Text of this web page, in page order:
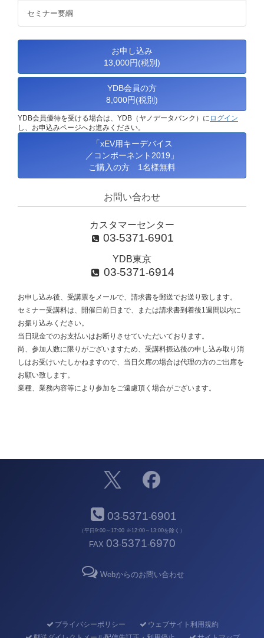
セミナー要綱
お申し込み
13,000円(税別)
YDB会員の方
8,000円(税別)
YDB会員優待を受ける場合は、YDB（ヤノデータバンク）に ログイン
し、お申込みページへお進みください。
「xEV用キーデバイス
／コンポーネント2019」
ご購入の方 1名様無料
お問い合わせ
カスタマーセンター
03-5371-6901
YDB東京
03-5371-6914
お申し込み後、受講票をメールで、請求書を郵送でお送り致します。
セミナー受講料は、開催日前日まで、または請求書到着後1週間以内に
お振り込みください。
当日現金でのお支払いはお断りさせていただいております。
尚、参加人数に限りがございますため、受講料振込後の申し込み取り消
しはお受けいたしかねますので、当日欠席の場合は代理の方のご出席を
お願い致します。
業種、業務内容等により参加をご遠慮頂く場合がございます。
03-5371-6901
（平日9:00～17:00 ※12:00～13:00を除く）
FAX 03-5371-6970
Webからのお問い合わせ
プライバシーポリシー
ウェブサイト利用規約